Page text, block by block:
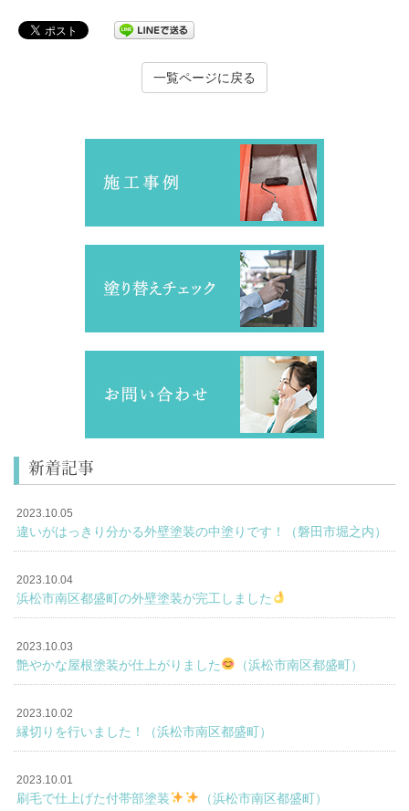
一覧ページに戻る
新着記事
2023.10.05
違いがはっきり分かる外壁塗装の中塗りです！（磐田市堀之内）
2023.10.04
浜松市南区都盛町の外壁塗装が完工しました
2023.10.03
艶やかな屋根塗装が仕上がりました （浜松市南区都盛町）
2023.10.02
縁切りを行いました！（浜松市南区都盛町）
2023.10.01
刷毛で仕上げた付帯部塗装 （浜松市南区都盛町）